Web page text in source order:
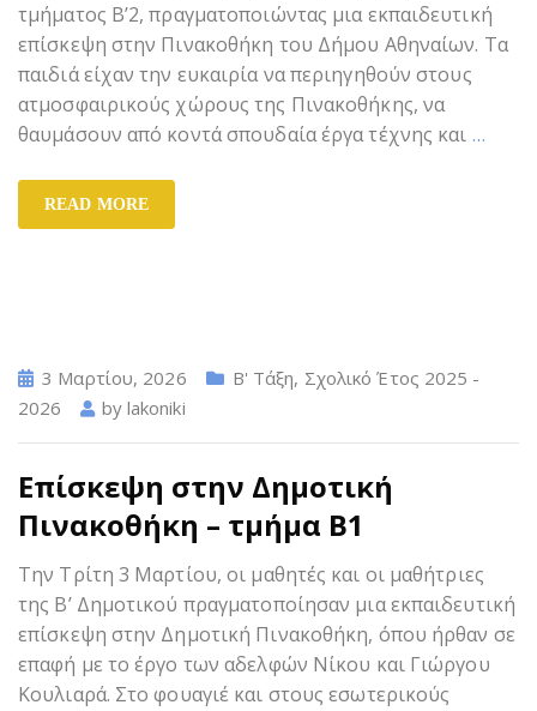
τμήματος Β’2, πραγματοποιώντας μια εκπαιδευτική
επίσκεψη στην Πινακοθήκη του Δήμου Αθηναίων. Τα
παιδιά είχαν την ευκαιρία να περιηγηθούν στους
ατμοσφαιρικούς χώρους της Πινακοθήκης, να
θαυμάσουν από κοντά σπουδαία έργα τέχνης και …
READ MORE
3 Μαρτίου, 2026 Β' Τάξη, Σχολικό Έτος 2025 -
2026
by lakoniki
Επίσκεψη στην Δημοτική
Πινακοθήκη – τμήμα Β1
Την Τρίτη 3 Μαρτίου, οι μαθητές και οι μαθήτριες
της Β’ Δημοτικού πραγματοποίησαν μια εκπαιδευτική
επίσκεψη στην Δημοτική Πινακοθήκη, όπου ήρθαν σε
επαφή με το έργο των αδελφών Νίκου και Γιώργου
Κουλιαρά. Στο φουαγιέ και στους εσωτερικούς